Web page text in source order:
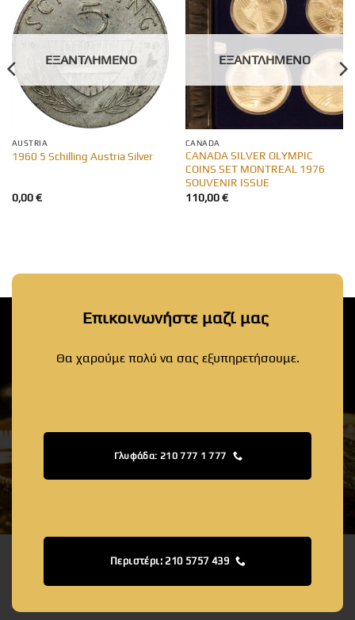
ΕΞΑΝΤΛΗΜΈΝΟ
AUSTRIA
1960 5 Schilling Austria Silver
0,00€
ΕΞΑΝΤΛΗΜΈΝΟ
CANADA
CANADA SILVER OLYMPIC
COINS SET MONTREAL 1976
SOUVENIR ISSUE
110,00€
Επικοινωνήστε μαζί μας
Θα χαρούμε πολύ να σας εξυπηρετήσουμε.
Γλυφάδα: 210 777 1 777
Περιστέρι: 210 5757 439